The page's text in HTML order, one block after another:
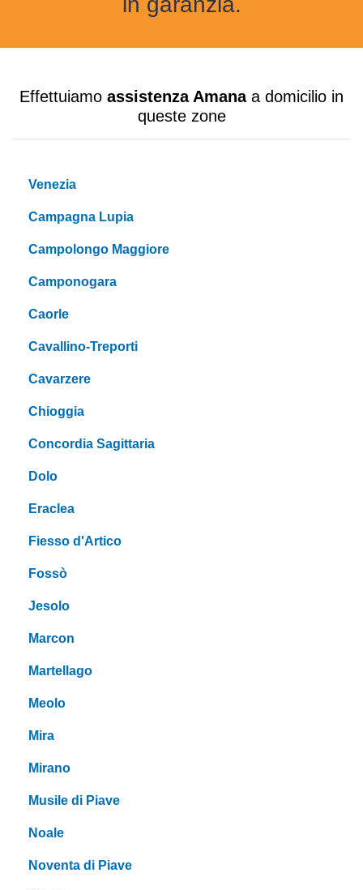
Effettuiamo assistenza Amanaa domicilio in
queste zone
Venezia
Campagna Lupia
Campolongo Maggiore
Camponogara
Caorle
Cavallino-Treporti
Cavarzere
Chioggia
Concordia Sagittaria
Dolo
Eraclea
Fiesso d'Artico
Fossò
Jesolo
Marcon
Martellago
Meolo
Mira
Mirano
Musile di Piave
Noale
Noventa di Piave